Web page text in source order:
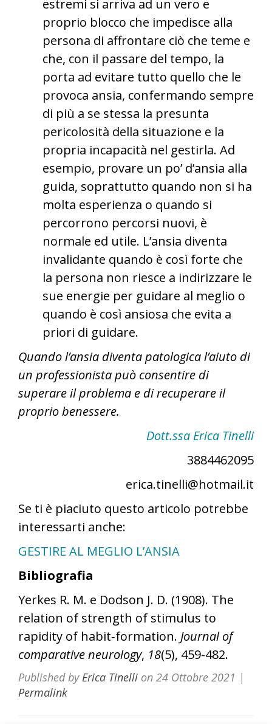
estremi si arriva ad un vero e
proprio blocco che impedisce alla
persona di affrontare ciò che teme e
che, con il passare del tempo, la
porta ad evitare tutto quello che le
provoca ansia, confermando sempre
di più a se stessa la presunta
pericolosità della situazione e la
propria incapacità nel gestirla. Ad
esempio, provare un po’ d’ansia alla
guida, soprattutto quando non si ha
molta esperienza o quando si
percorrono percorsi nuovi, è
normale ed utile. L’ansia diventa
invalidante quando è così forte che
la persona non riesce a indirizzare le
sue energie per guidare al meglio o
quando è così ansiosa che evita a
priori di guidare.
Quando l’ansia diventa patologica l’aiuto di
un professionista può consentire di
superare il problema e di recuperare il
proprio benessere.
Dott.ssa Erica Tinelli
3884462095
erica.tinelli@hotmail.it
Se ti è piaciuto questo articolo potrebbe
interessarti anche:
GESTIRE AL MEGLIO L’ANSIA
Bibliografia
Yerkes R. M. e Dodson J. D. (1908). The
relation of strength of stimulus to
rapidity of habit‐formation. Journal of
comparative neurology, 18(5), 459-482.
Published byErica Tinelli on 24 Ottobre 2021 |
Permalink